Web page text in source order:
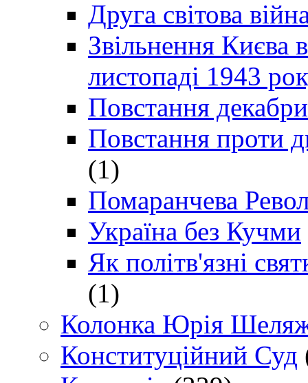
Друга світова
Звільнення Києва
листопаді 1943
Повстання
Повстання проти
(1)
Помаранчева
Україна без Кучми
Як політв'язні
(1)
Колонка Юрія
Конституційний Суд